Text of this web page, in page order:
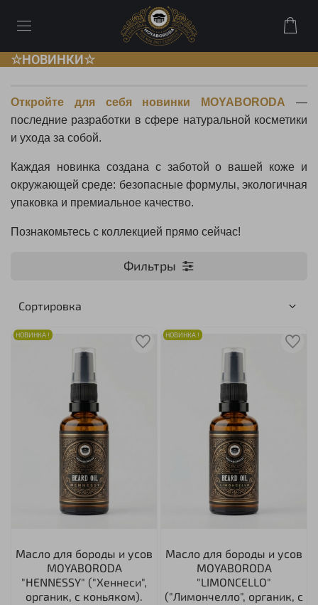
☆НОВИНКИ☆
Откройте для себя новинки MOYABORODA —
последние разработки в сфере натуральной косметики
и ухода за собой.
Каждая новинка создана с заботой о вашей коже и
окружающей среде: безопасные формулы, экологичная
упаковка и премиальное качество.
Познакомьтесь с коллекцией прямо сейчас!
Фильтры
НОВИНКА !
Масло для бороды и усов
MOYABORODA
"HENNESSY" ("Хеннеси",
органик, с коньяком).
НОВИНКА !
Масло для бороды и усов
MOYABORODA
"LIMONCELLO"
("Лимончелло", органик, с